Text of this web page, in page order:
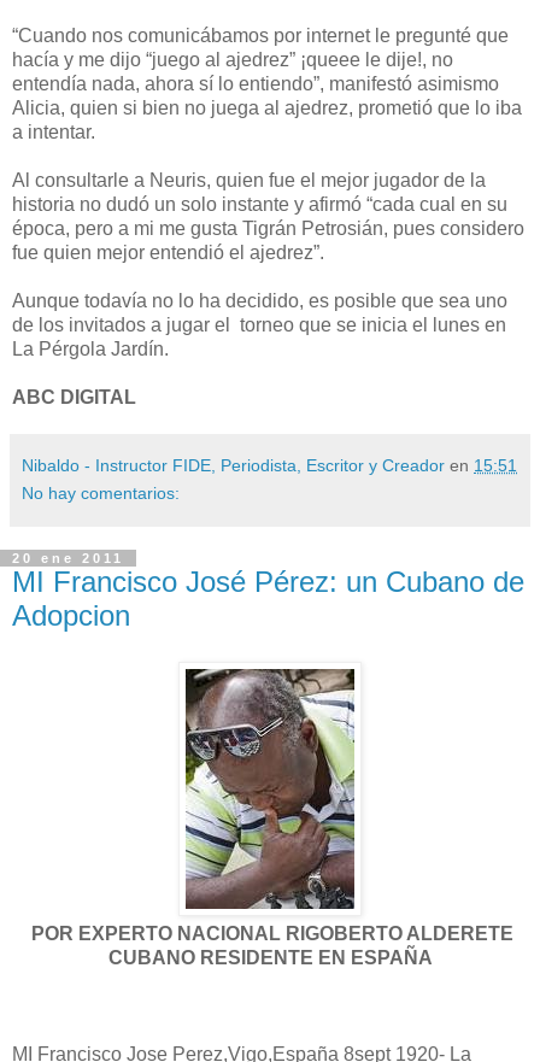
“Cuando nos comunicábamos por internet le pregunté que
hacía y me dijo “juego al ajedrez” ¡queee le dije!, no
entendía nada, ahora sí lo entiendo”, manifestó asimismo
Alicia, quien si bien no juega al ajedrez, prometió que lo iba
a intentar.
Al consultarle a Neuris, quien fue el mejor jugador de la
historia no dudó un solo instante y afirmó “cada cual en su
época, pero a mi me gusta Tigrán Petrosián, pues considero
fue quien mejor entendió el ajedrez”.
Aunque todavía no lo ha decidido, es posible que sea uno
de los invitados a jugar el torneo que se inicia el lunes en
La Pérgola Jardín.
ABC DIGITAL
Nibaldo - Instructor FIDE, Periodista, Escritor y Creador en 15:51
No hay comentarios:
20 ene 2011
MI Francisco José Pérez: un Cubano de
Adopcion
POR EXPERTO NACIONAL RIGOBERTO ALDERETE
CUBANO RESIDENTE EN ESPAÑA
MI Francisco Jose Perez,Vigo,España 8sept 1920- La